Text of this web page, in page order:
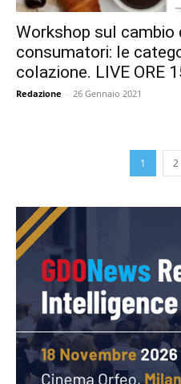
Workshop sul cambio
consumatori: le
colazione. LIVE ORE
Redazione - 26 Gennaio 2021
1 2